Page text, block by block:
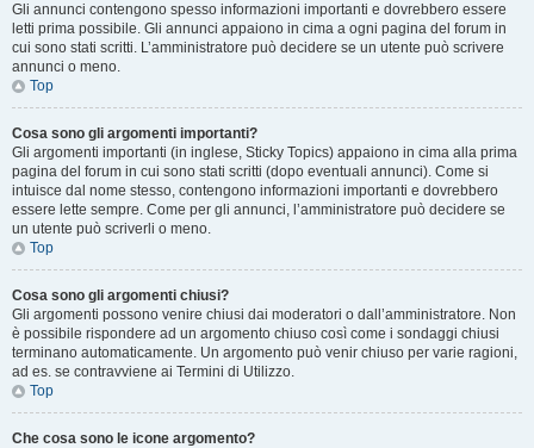
Gli annunci contengono spesso informazioni importanti e dovrebbero essere
letti prima possibile. Gli annunci appaiono in cima a ogni pagina del forum in
cui sono stati scritti. L’amministratore può decidere se un utente può scrivere
annunci o meno.
Top
Cosa sono gli argomenti importanti?
Gli argomenti importanti (in inglese, Sticky Topics) appaiono in cima alla prima
pagina del forum in cui sono stati scritti (dopo eventuali annunci). Come si
intuisce dal nome stesso, contengono informazioni importanti e dovrebbero
essere lette sempre. Come per gli annunci, l’amministratore può decidere se
un utente può scriverli o meno.
Top
Cosa sono gli argomenti chiusi?
Gli argomenti possono venire chiusi dai moderatori o dall’amministratore. Non
è possibile rispondere ad un argomento chiuso così come i sondaggi chiusi
terminano automaticamente. Un argomento può venir chiuso per varie ragioni,
ad es. se contravviene ai Termini di Utilizzo.
Top
Che cosa sono le icone argomento?